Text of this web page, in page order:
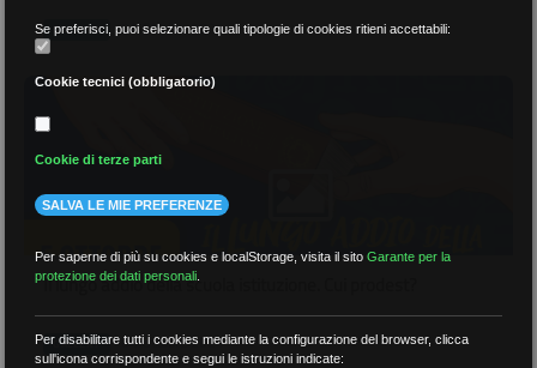
GALLERY 04 Ottobre 2021
Il lungo addio della scuola istituzione. Cui prodest?
GALLERY 04 Ottobre 2021
Se preferisci, puoi selezionare quali tipologie di cookies ritieni accettabili:
Cookie tecnici (obbligatorio)
Cookie di terze parti
SALVA LE MIE PREFERENZE
Per saperne di più su cookies e localStorage, visita il sitoGarante per la
protezione dei dati personali
Per disabilitare tutti i cookies mediante la configurazione del browser, clicca
sull'icona corrispondente e segui le istruzioni indicate: